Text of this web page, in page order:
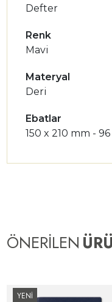
Defter
Renk
Mavi
Materyal
Deri
Ebatlar
150 x 210 mm -
ÖNERİLEN
YENİ